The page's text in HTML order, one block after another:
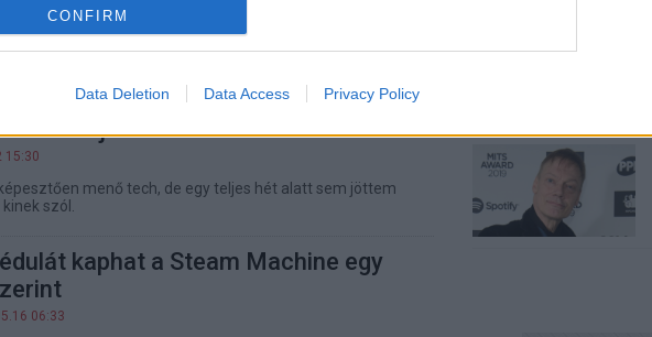
CONFIRM
Data Deletion Data Access Privacy Policy
történt nyulas rollerbalesetből előbb országos mém
jó közlekedésbiztonsági lecke. A rendőrség ugyanis
R1 teszt - ráraktam a világ legnagyobb
a fejemre
15:30
menő tech, de egy teljes hét alatt sem jöttem
szól.
kaphat a Steam Machine egy
06:33